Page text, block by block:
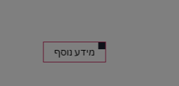
מידע נוסף